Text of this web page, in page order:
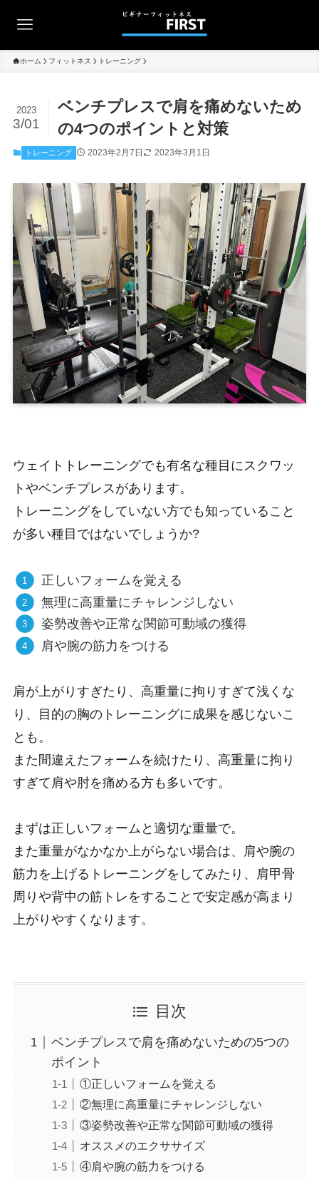
ホーム フィットネス トレーニング
ベンチプレスで肩を痛めないため
の4つのポイントと対策
2023
3/01
トレーニング 2023年2月7日 2023年3月1日
ウェイトトレーニングでも有名な種目にスクワッ
トやベンチプレスがあります。
トレーニングをしていない方でも知っていること
が多い種目ではないでしょうか?
正しいフォームを覚える
無理に高重量にチャレンジしない
姿勢改善や正常な関節可動域の獲得
肩や腕の筋力をつける
肩が上がりすぎたり、高重量に拘りすぎて浅くな
り、目的の胸のトレーニングに成果を感じないこ
とも。
また間違えたフォームを続けたり、高重量に拘り
すぎて肩や肘を痛める方も多いです。
まずは正しいフォームと適切な重量で。
また重量がなかなか上がらない場合は、肩や腕の
筋力を上げるトレーニングをしてみたり、肩甲骨
周りや背中の筋トレをすることで安定感が高まり
上がりやすくなります。
目次
ベンチプレスで肩を痛めないための5つの
ポイント
①正しいフォームを覚える
②無理に高重量にチャレンジしない
③姿勢改善や正常な関節可動域の獲得
オススメのエクササイズ
④肩や腕の筋力をつける